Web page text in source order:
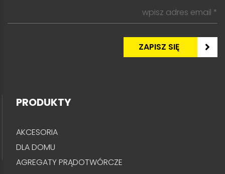
PRODUKTY
AKCESORIA
DLA DOMU
AGREGATY PRĄDOTWÓRCZE